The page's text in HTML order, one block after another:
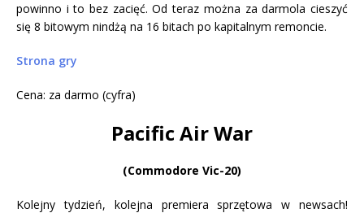
powinno i to bez zacięć. Od teraz można za darmola cieszyć
się 8 bitowym nindżą na 16 bitach po kapitalnym remoncie.
Strona gry
Cena: za darmo (cyfra)
Pacific Air War
(Commodore Vic-20)
Kolejny tydzień, kolejna premiera sprzętowa w newsach!